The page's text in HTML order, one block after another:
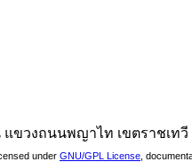
วงถนนพญาไท เขตราชเทวี
under GNU/GPL License ,